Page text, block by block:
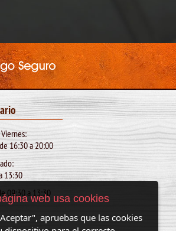
16:30 a 20:00
13:30
09:30 a 13:30web usa cookies
apruebas que las cookies